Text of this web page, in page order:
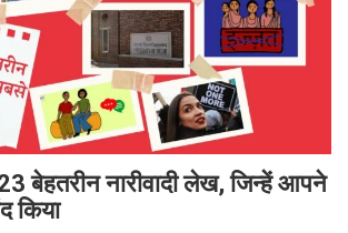
बेहतरीन नारीवादी लेख, जिन्हें आपने
किया